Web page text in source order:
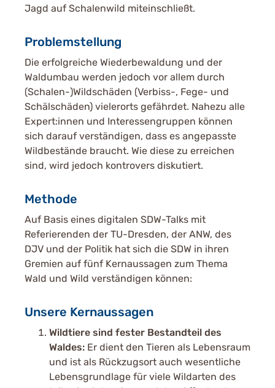
Jagd auf Schalenwild miteinschließt.
Problemstellung
Die erfolgreiche Wiederbewaldung und der
Waldumbau werden jedoch vor allem durch
(Schalen-)Wildschäden (Verbiss-, Fege- und
Schälschäden) vielerorts gefährdet. Nahezu alle
Expert:innen und Interessengruppen können
sich darauf verständigen, dass es angepasste
Wildbestände braucht. Wie diese zu erreichen
sind, wird jedoch kontrovers diskutiert.
Methode
Auf Basis eines digitalen SDW-Talks mit
Referierenden der TU-Dresden, der ANW, des
DJV und der Politik hat sich die SDW in ihren
Gremien auf fünf Kernaussagen zum Thema
Wald und Wild verständigen können:
Unsere Kernaussagen
Wildtiere sind fester Bestandteil des
Waldes: Er dient den Tieren als Lebensraum
und ist als Rückzugsort auch wesentliche
Lebensgrundlage für viele Wildarten des